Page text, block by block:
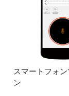
スマートフォ
ン